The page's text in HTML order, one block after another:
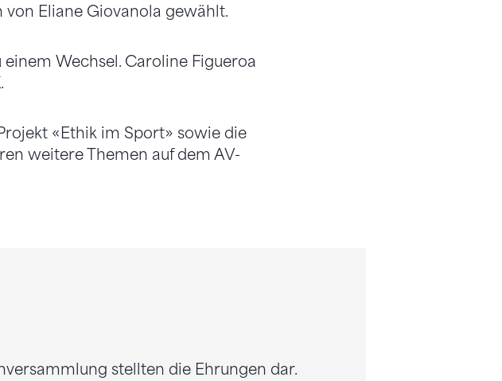
Eliane Giovanola gewählt.
Wechsel. Caroline Figueroa
«Ethik im Sport» sowie die
weitere Themen auf dem AV-
stellten die Ehrungen dar.